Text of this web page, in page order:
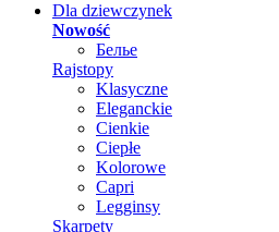
Dla dziewczynek
Nowość
Белье
Rajstopy
Klasyczne
Eleganckie
Cienkie
Ciepłe
Kolorowe
Capri
Legginsy
Skarpety